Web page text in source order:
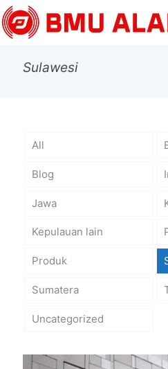
Sulawesi
All
Blog
Jawa
Kepulauan lain
Produk
Sumatera
Uncategorized